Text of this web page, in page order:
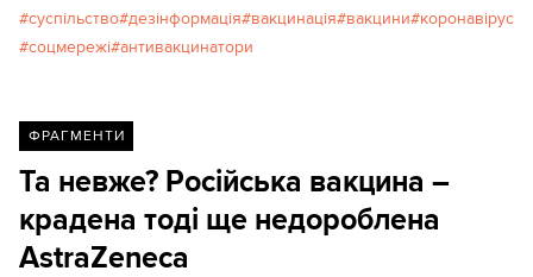
захиститися, миючи руки та
дотримуючись дистанції.
суспільство дезінформація вакцинація вакцини коронавірус
соцмережі антивакцинатори
ФРАГМЕНТИ
Та невже? Російська вакцина –
крадена тоді ще недороблена
AstraZeneca